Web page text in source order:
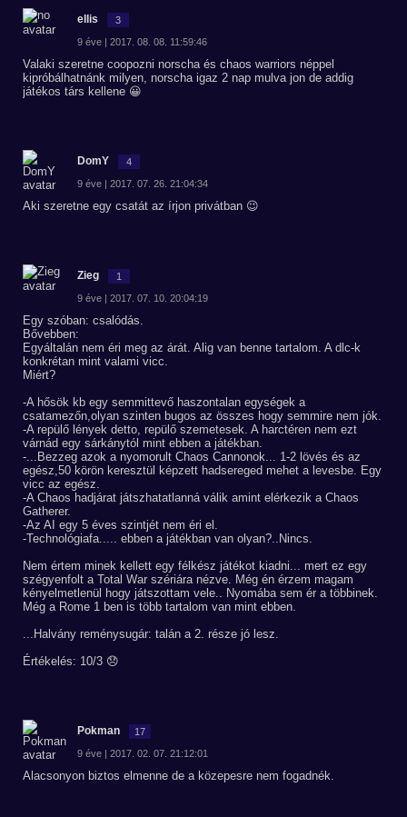
ellis 3
9 éve | 2017. 08. 08. 11:59:46
Valaki szeretne coopozni norscha és chaos warriors néppel
kipróbálhatnánk milyen, norscha igaz 2 nap mulva jon de addig
játékos társ kellene 😀
DomY 4
9 éve | 2017. 07. 26. 21:04:34
Aki szeretne egy csatát az írjon privátban 😉
Zieg 1
9 éve | 2017. 07. 10. 20:04:19
Egy szóban: csalódás.
Bővebben:
Egyáltalán nem éri meg az árát. Alig van benne tartalom. A dlc-k
konkrétan mint valami vicc.
Miért?
-A hősök kb egy semmittevő haszontalan egységek a
csatamezőn,olyan szinten bugos az összes hogy semmire nem jók.
-A repülő lények detto, repülő szemetesek. A harctéren nem ezt
várnád egy sárkánytól mint ebben a játékban.
-...Bezzeg azok a nyomorult Chaos Cannonok... 1-2 lövés és az
egész,50 körön keresztül képzett hadsereged mehet a levesbe. Egy
vicc az egész.
-A Chaos hadjárat játszhatatlanná válik amint elérkezik a Chaos
Gatherer.
-Az AI egy 5 éves szintjét nem éri el.
-Technológiafa..... ebben a játékban van olyan?..Nincs.
Nem értem minek kellett egy félkész játékot kiadni... mert ez egy
szégyenfolt a Total War szériára nézve. Még én érzem magam
kényelmetlenül hogy játszottam vele.. Nyomába sem ér a többinek.
Még a Rome 1 ben is több tartalom van mint ebben.
...Halvány reménysugár: talán a 2. része jó lesz.
Értékelés: 10/3 😞
Pokman 17
9 éve | 2017. 02. 07. 21:12:01
Alacsonyon biztos elmenne de a közepesre nem fogadnék.